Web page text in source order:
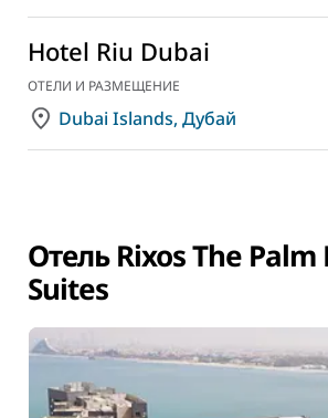
Hotel Riu Dubai
ОТЕЛИ И РАЗМЕЩЕНИЕ
Dubai Islands, Дубай
Отель Rixos The
Suites